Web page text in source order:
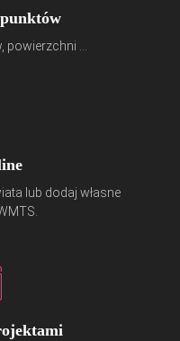
powierzchni ...
lub dodaj własne